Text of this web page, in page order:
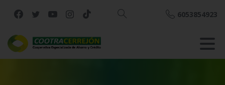
Buscar
6053854923